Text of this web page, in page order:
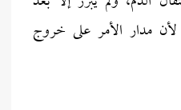
مدار الأمر على خروج